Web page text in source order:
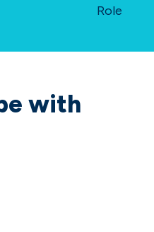
Role
with